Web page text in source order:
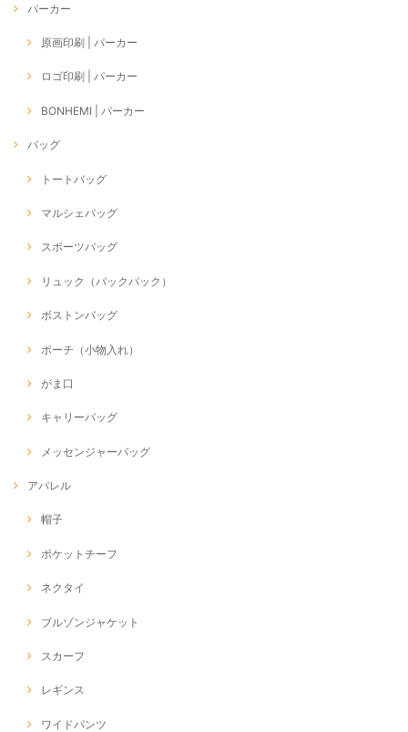
パーカー
原画印刷 | パーカー
ロゴ印刷 | パーカー
BONHEMI | パーカー
バッグ
トートバッグ
マルシェバッグ
スポーツバッグ
リュック（バックパック）
ボストンバッグ
ポーチ（小物入れ）
がま口
キャリーバッグ
メッセンジャーバッグ
アパレル
帽子
ポケットチーフ
ネクタイ
ブルゾンジャケット
スカーフ
レギンス
ワイドパンツ